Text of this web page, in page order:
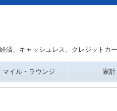
済、キャッシュレス、クレジットカ
マイル・ラウンジ 家計